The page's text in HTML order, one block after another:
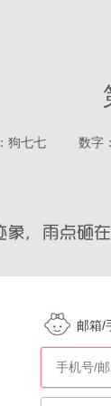
狗七七 数字
邮箱/